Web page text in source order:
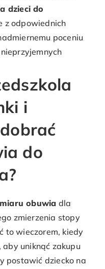
dzieci do
z odpowiednich
poceniu
i
do
obuwia dla
zmierzenia stopy
to wieczorem, kiedy
uniknąć zakupu
postawić dziecko na